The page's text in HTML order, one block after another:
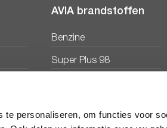
te personaliseren, om functies voor
AVIA brandstoffen
Benzine
Super Plus 98